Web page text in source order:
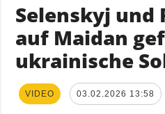
ALLE
RUBRIKEN
Krieg
Wiederaufbau
Selenskyj und
auf Maidan
ukrainische
VIDEO 03.02.2026 13:58